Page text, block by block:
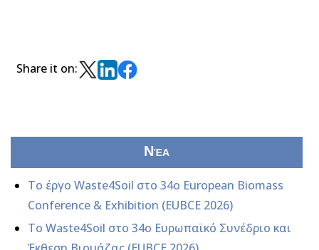
Share it on:
Νέα
Το έργο Waste4Soil στο 34ο European Biomass
Conference & Exhibition (EUBCE 2026)
Το Waste4Soil στο 34ο Ευρωπαϊκό Συνέδριο και